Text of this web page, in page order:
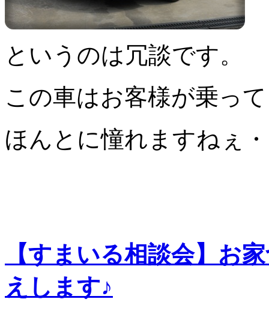
というのは冗談です。
この車はお客様が乗っ
ほんとに憧れますねぇ
【すまいる相談会】お
えします♪